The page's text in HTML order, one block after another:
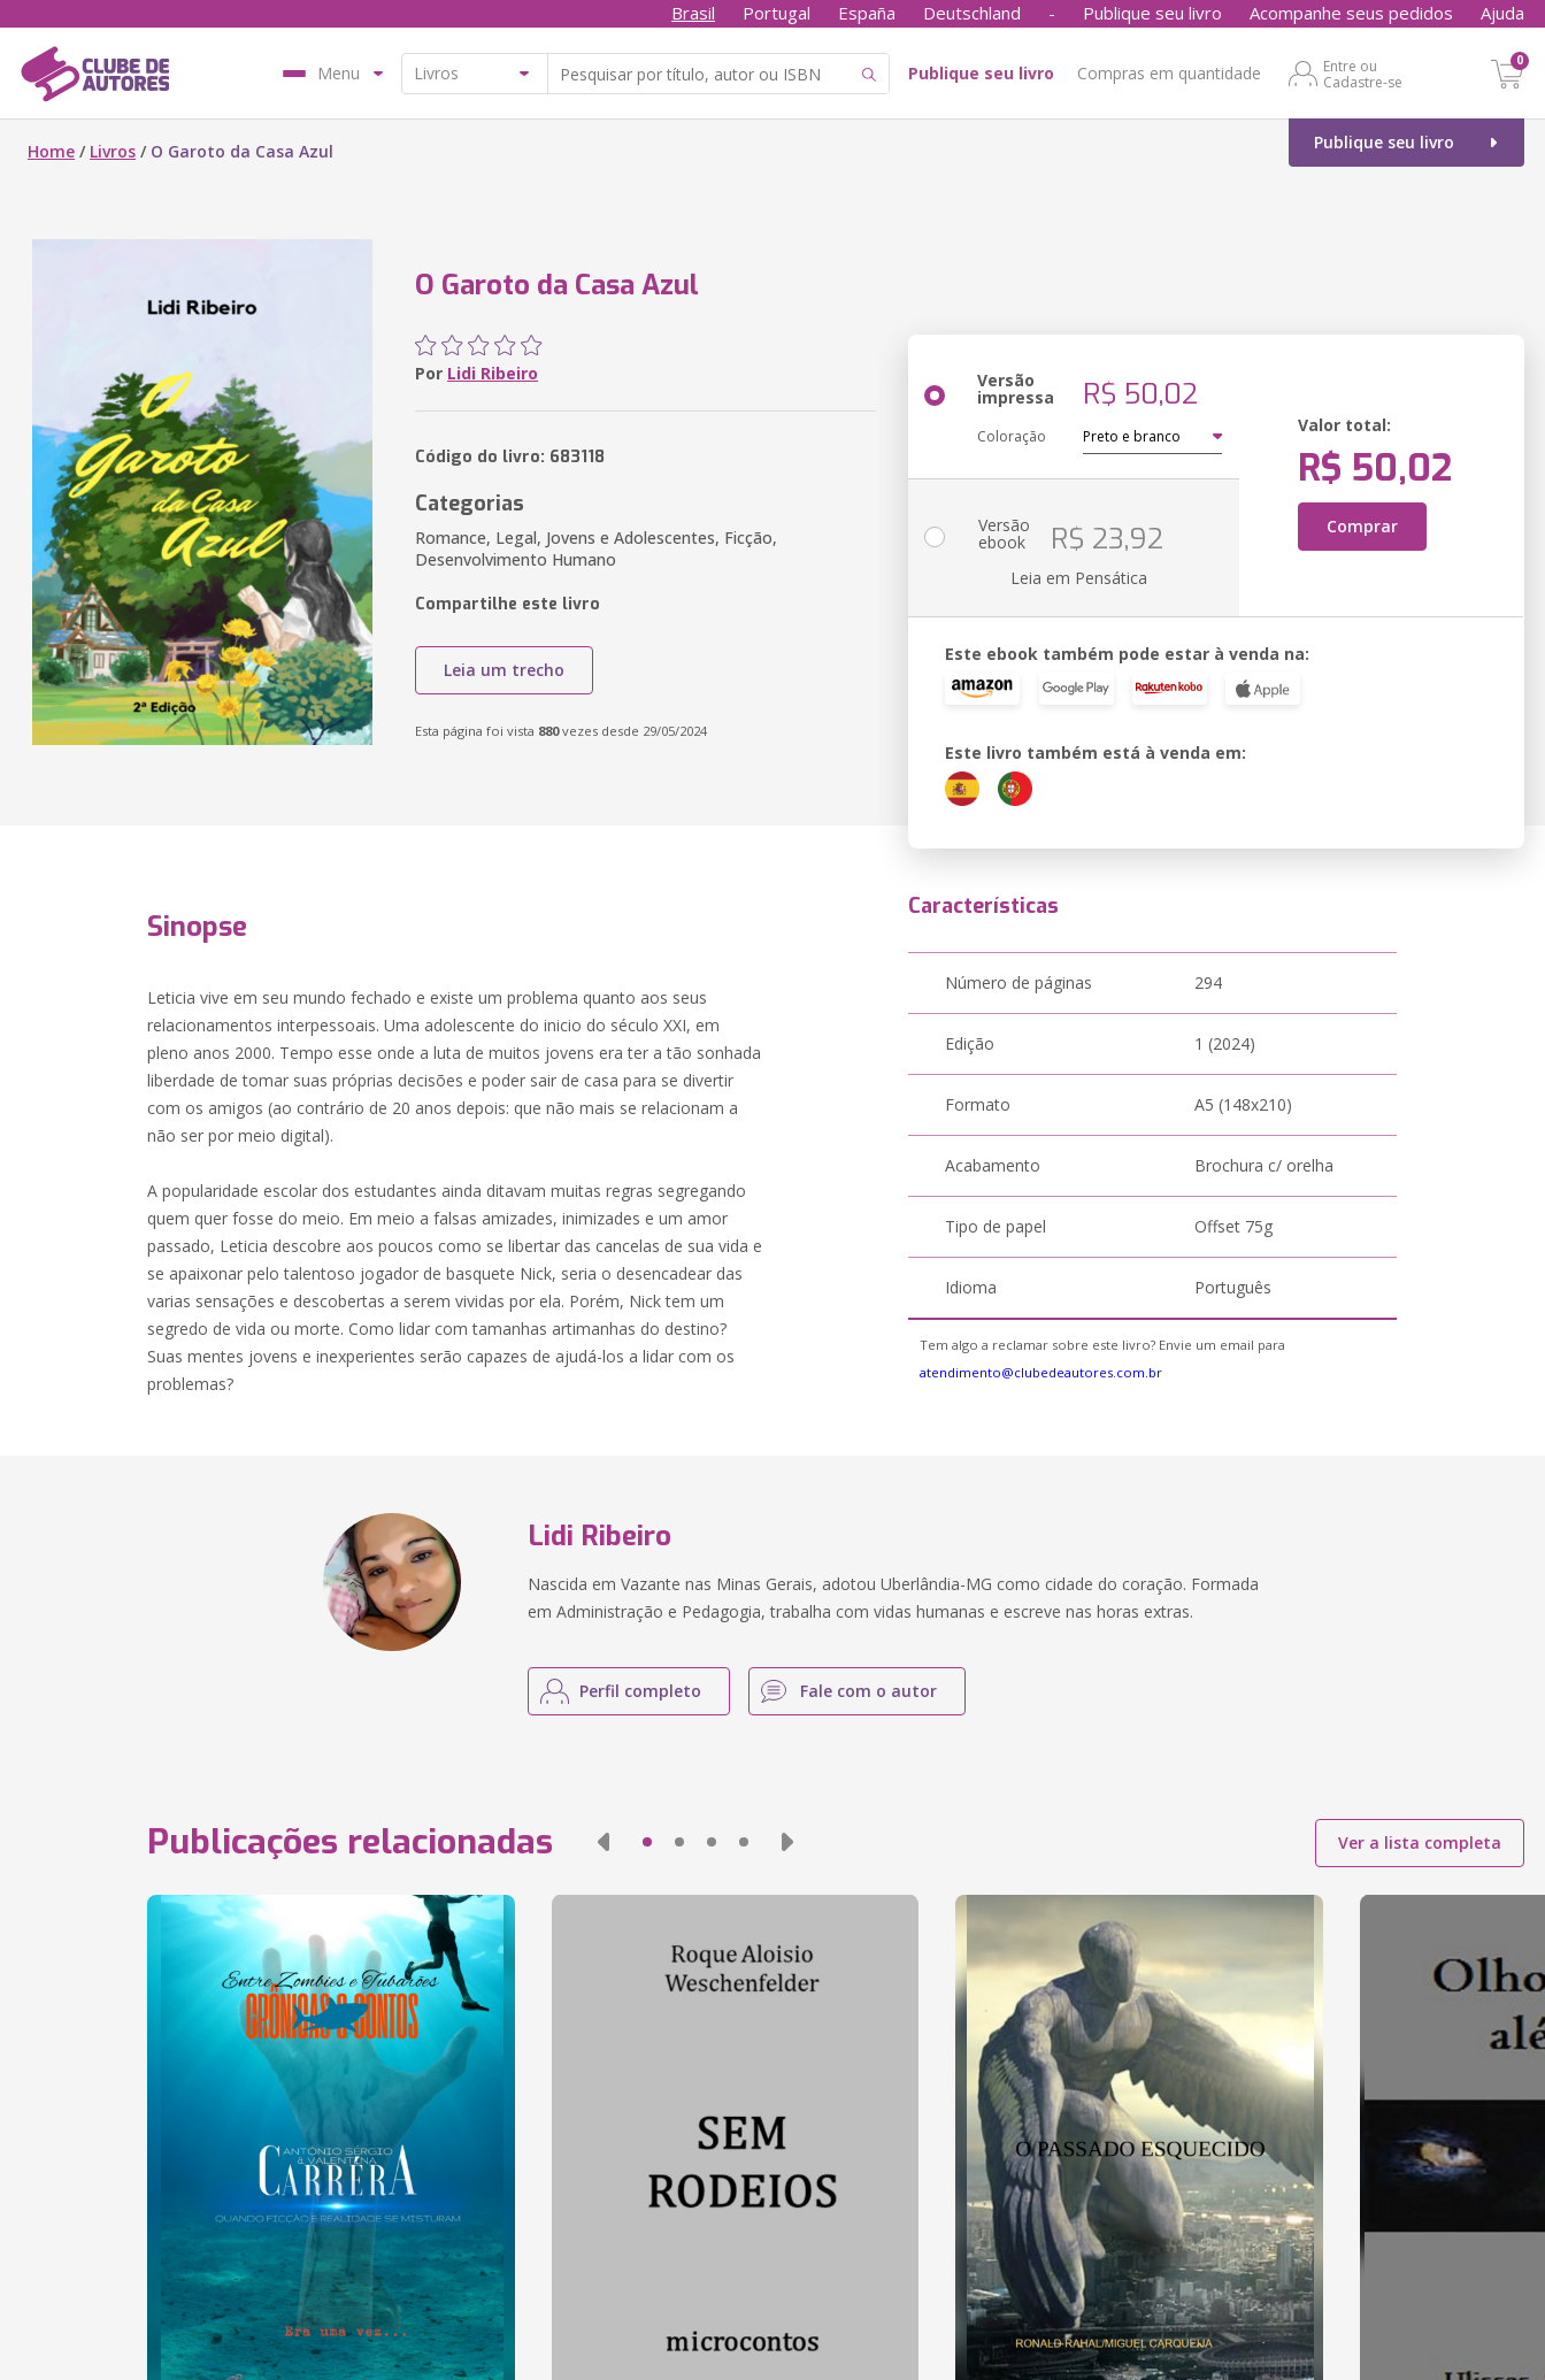
Brasil Portugal España Deutschland - Publique seu livro Acompanhe seus pedidos Ajuda
Menu Publique seu livro Compras em quantidade
Entre ou
Cadastre-se
0
Publique seu livro
Home / Livros / O Garoto da Casa Azul
O Garoto da Casa Azul
Por Lidi Ribeiro
Código do livro: 683118
Categorias
Romance, Legal, Jovens e Adolescentes, Ficção,
Desenvolvimento Humano
Compartilhe este livro
Leia um trecho
Esta página foi vista 880vezes desde 29/05/2024
Versão
impressa R$ 50,02
Coloração
Valor total:
R$ 50,02
Comprar
Versão
ebook R$ 23,92
Leia em Pensática
Este ebook também pode estar à venda na:
Este livro também está à venda em:
Sinopse
Leticia vive em seu mundo fechado e existe um problema quanto aos seus
relacionamentos interpessoais. Uma adolescente do inicio do século XXI, em
pleno anos 2000. Tempo esse onde a luta de muitos jovens era ter a tão sonhada
liberdade de tomar suas próprias decisões e poder sair de casa para se divertir
com os amigos (ao contrário de 20 anos depois: que não mais se relacionam a
não ser por meio digital).
A popularidade escolar dos estudantes ainda ditavam muitas regras segregando
quem quer fosse do meio. Em meio a falsas amizades, inimizades e um amor
passado, Leticia descobre aos poucos como se libertar das cancelas de sua vida e
se apaixonar pelo talentoso jogador de basquete Nick, seria o desencadear das
varias sensações e descobertas a serem vividas por ela. Porém, Nick tem um
segredo de vida ou morte. Como lidar com tamanhas artimanhas do destino?
Suas mentes jovens e inexperientes serão capazes de ajudá-los a lidar com os
problemas?
Características
Número de páginas 294
Edição 1 (2024)
Formato A5 (148x210)
Acabamento Brochura c/ orelha
Tipo de papel Offset 75g
Idioma Português
Tem algo a reclamar sobre este livro? Envie um email para
atendimento@clubedeautores.com.br
Lidi Ribeiro
Nascida em Vazante nas Minas Gerais, adotou Uberlândia-MG como cidade do coração. Formada
em Administração e Pedagogia, trabalha com vidas humanas e escreve nas horas extras.
Perfil completo Fale com o autor
Publicações relacionadas Ver a lista completa